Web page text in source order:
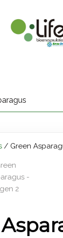
/ Green